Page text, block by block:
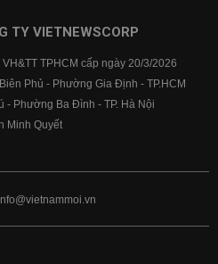
TY VIETNEWSCORP
TPHCM cấp ngày 20/3/2026
Phủ - Phường Gia Định - TP.HCM
- Phường Ba Đình - TP. Hà Nội
Minh Quyết